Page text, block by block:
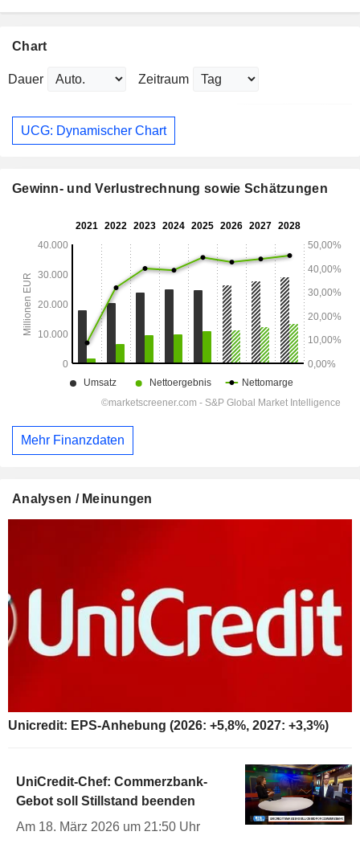
Chart
Dauer Zeitraum
UCG: Dynamischer Chart
Gewinn- und Verlustrechnung sowie Schätzungen
Mehr Finanzdaten
Analysen / Meinungen
Unicredit: EPS-Anhebung (2026: +5,8%, 2027: +3,3%)
UniCredit-Chef: Commerzbank-
Gebot soll Stillstand beenden
Am 18. März 2026 um 21:50 Uhr